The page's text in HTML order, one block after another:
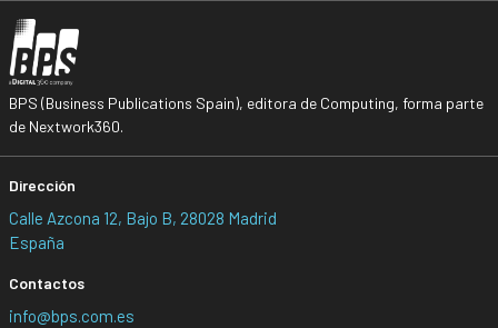
BPS (Business Publications Spain), editora de Computing, forma parte
de Nextwork360.
Dirección
Calle Azcona 12, Bajo B, 28028 Madrid
España
Contactos
info@bps.com.es